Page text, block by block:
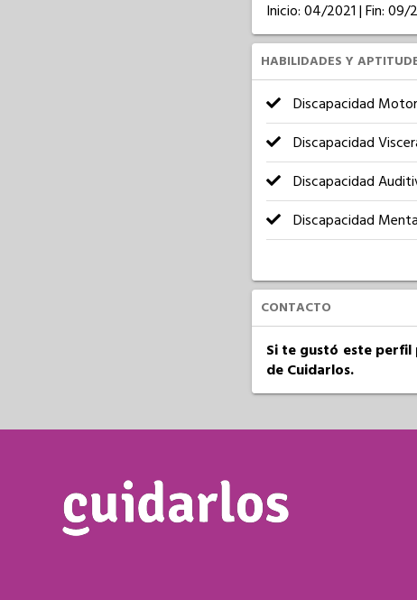
Inicio: 04/2021 | Fin: 09/
HABILIDADES Y
Discapacidad
Discapacidad
Discapacidad
Discapacidad
CONTACTO
Si te gustó este
de Cuidarlos.